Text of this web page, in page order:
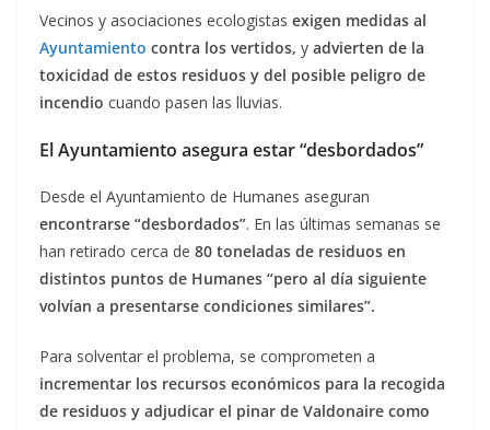
Vecinos y asociaciones ecologistas exigen medidas al
Ayuntamiento contra los vertidos, y advierten de la
toxicidad de estos residuos y del posible peligro de
incendio cuando pasen las lluvias.
El Ayuntamiento asegura estar “desbordados”
Desde el Ayuntamiento de Humanes aseguran
encontrarse “desbordados”. En las últimas semanas se
han retirado cerca de 80 toneladas de residuos en
distintos puntos de Humanes “pero al día siguiente
volvían a presentarse condiciones similares”.
Para solventar el problema, se comprometen a
incrementar los recursos económicos para la recogida
de residuos y adjudicar el pinar de Valdonaire como